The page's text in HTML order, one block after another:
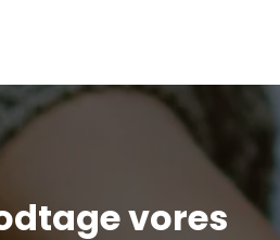
vores